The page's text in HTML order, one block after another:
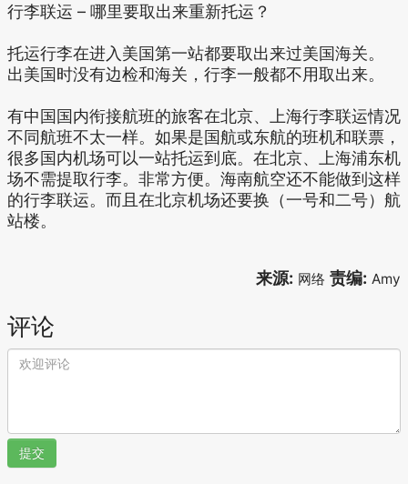
行李联运 – 哪里要取出来重新托运？
托运行李在进入美国第一站都要取出来过美国海关。
出美国时没有边检和海关，行李一般都不用取出来。
有中国国内衔接航班的旅客在北京、上海行李联运情况
不同航班不太一样。如果是国航或东航的班机和联票，
很多国内机场可以一站托运到底。在北京、上海浦东机
场不需提取行李。非常方便。海南航空还不能做到这样
的行李联运。而且在北京机场还要换（一号和二号）航
站楼。
来源: 网络 责编: Amy
评论
提交